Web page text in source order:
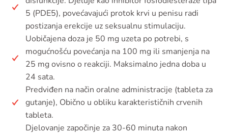
5 (PDE5), povećavajući protok krvi u penisu radi
postizanja erekcije uz seksualnu stimulaciju.
Uobičajena doza je 50 mg uzeta po potrebi, s
mogućnošću povećanja na 100 mg ili smanjenja na
25 mg ovisno o reakciji. Maksimalno jedna doba u
24 sata.
Predviđen na način oralne administracije (tableta za
gutanje), Obično u obliku karakterističnih crvenih
tableta.
Djelovanje započinje za 30-60 minuta nakon